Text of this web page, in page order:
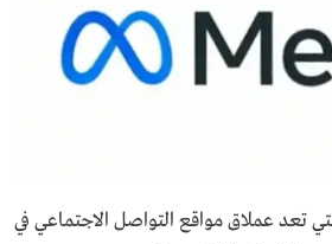
تعد عملاق مواقع التواصل الاجتماعي في